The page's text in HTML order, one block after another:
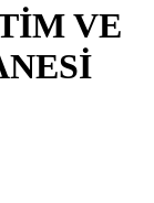
VE